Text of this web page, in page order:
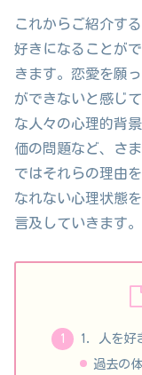
これからご紹介す
好きになることが
きます。恋愛を願
ができないと感じ
な人々の心理的背
価の問題など、さ
ではそれらの理由
なれない心理状態
言及していきます。
1. 人を好
過去の